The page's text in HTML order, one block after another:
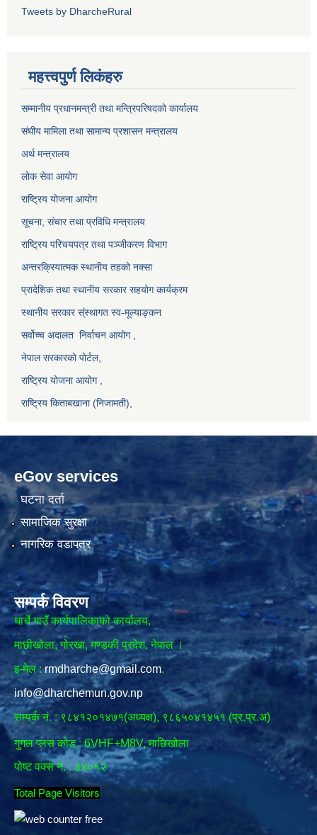
Tweets by DharcheRural
महत्त्वपुर्ण लिकंहरु
सम्मानीय प्रधानमन्त्री तथा मन्त्रिपरिषदको कार्यालय
संघीय मामिला तथा सामान्य प्रशासन मन्त्रालय
अर्थ मन्त्रालय
लोक सेवा आयोग
राष्ट्रिय योजना आयोग
सूचना, संचार तथा प्रविधि मन्त्रालय
राष्ट्रिय परिचयपत्र तथा पञ्जीकरण विभाग
अन्तरक्रियात्मक स्थानीय तहको नक्सा
प्रादेशिक तथा स्थानीय सरकार सहयोग कार्यक्रम
स्थानीय सरकार स्ंस्थागत स्व-मूल्याङ्कन
सर्वोच्च अदालत निर्वाचन आयोग,
नेपाल सरकारको पोर्टल,
राष्ट्रिय योजना आयोग,
राष्ट्रिय किताबखाना (निजामती)
eGov services
घटना दर्ता
सामाजिक सुरक्षा
नागरिक वडापत्र
सम्पर्क विवरण
धार्चे गाउँ कार्यपालिकाको कार्यालय,
माछीखोला, गोरखा, गण्डकी प्रदेश, नेपाल ।
इ-मेल : rmdharche@gmail.com,
info@dharchemun.gov.np
सम्पर्क नं. : ९८४१२०१४७१(अध्यक्ष), ९८६५०४१४५१ (प्र.प्र.अ)
गुगल प्लस कोड : 6VHF+M8V, माछिखोला
पोष्ट वक्स नं. : ३४०१२
Total Page Visitors